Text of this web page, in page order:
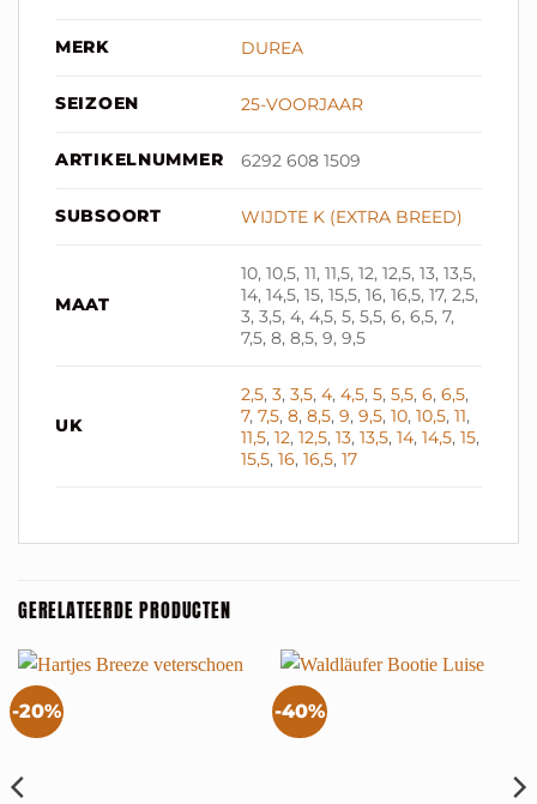
MERK DUREA
SEIZOEN 25-VOORJAAR
ARTIKELNUMMER 6292 608 1509
SUBSOORT WIJDTE K (EXTRA BREED)
MAAT
10, 10,5, 11, 11,5, 12, 12,5, 13, 13,5,
14, 14,5, 15, 15,5, 16, 16,5, 17, 2,5,
3, 3,5, 4, 4,5, 5, 5,5, 6, 6,5, 7,
7,5, 8, 8,5, 9, 9,5
UK
2,5,3,3,5,4,4,5,5,5,5,6,6,5,
7,7,5,8,8,5,9,9,5,10,10,5,11,
11,5,12,12,5,13,13,5,14,14,5,15,
15,5,16,16,5,17
GERELATEERDE PRODUCTEN
-20% -40%